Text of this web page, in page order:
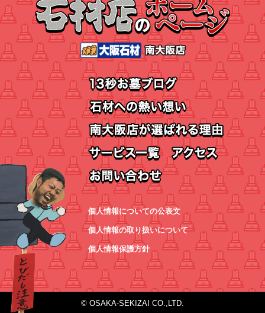
個人情報についての公表文
個人情報の取り扱いについて
個人情報保護方針
© OSAKA-SEKIZAI CO.,LTD.